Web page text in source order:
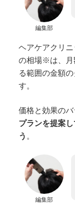
編集部
ヘアケアクリ
の相場※は、月
る範囲の金額
す。
価格と効果のバ
プランを提案
う 。
編集部